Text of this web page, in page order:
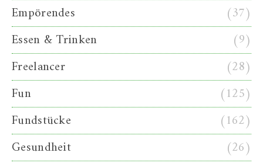
Empörendes
(37)
Essen & Trinken
(9)
Freelancer
(28)
Fun
(125)
Fundstücke
(162)
Gesundheit
(26)